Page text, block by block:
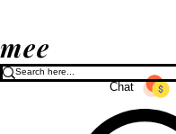
mee
Chat